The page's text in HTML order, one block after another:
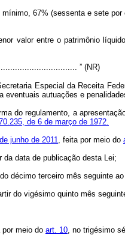
67% (sessenta e sete
valor entre o patrimônio
” (NR)
Especial da Receita
eventuais autuações e
do regulamento, a
de 6 de março de 1972.
junho de 2011, feita por meio do
da data de publicação desta Lei;
décimo terceiro mês seguinte
do vigésimo quinto mês
por meio do art. 10, no trigésimo